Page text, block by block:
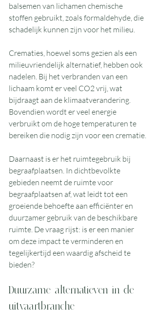
balsemen van lichamen chemische
stoffen gebruikt, zoals formaldehyde, die
schadelijk kunnen zijn voor het milieu.
Crematies, hoewel soms gezien als een
milieuvriendelijk alternatief, hebben ook
nadelen. Bij het verbranden van een
lichaam komt er veel CO2 vrij, wat
bijdraagt aan de klimaatverandering.
Bovendien wordt er veel energie
verbruikt om de hoge temperaturen te
bereiken die nodig zijn voor een crematie.
Daarnaast is er het ruimtegebruik bij
begraafplaatsen. In dichtbevolkte
gebieden neemt de ruimte voor
begraafplaatsen af, wat leidt tot een
groeiende behoefte aan efficiënter en
duurzamer gebruik van de beschikbare
ruimte. De vraag rijst: is er een manier
om deze impact te verminderen en
tegelijkertijd een waardig afscheid te
bieden?
Duurzame alternatieven in de
uitvaartbranche